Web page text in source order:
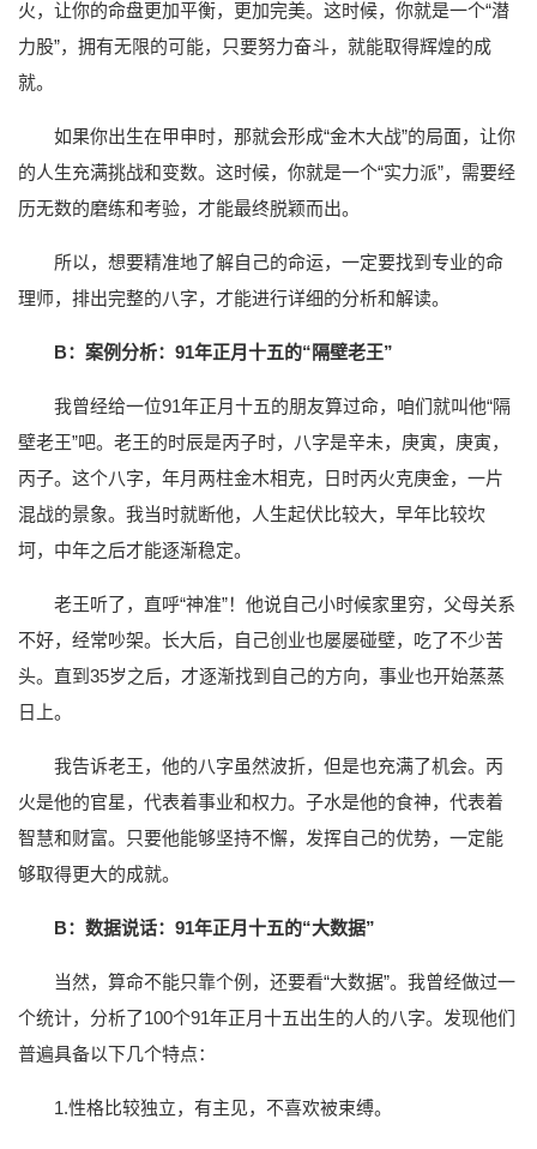
火，让你的命盘更加平衡，更加完美。这时候，你就是一个“潜
力股”，拥有无限的可能，只要努力奋斗，就能取得辉煌的成
就。
如果你出生在甲申时，那就会形成“金木大战”的局面，让你
的人生充满挑战和变数。这时候，你就是一个“实力派”，需要经
历无数的磨练和考验，才能最终脱颖而出。
所以，想要精准地了解自己的命运，一定要找到专业的命
理师，排出完整的八字，才能进行详细的分析和解读。
B：案例分析：91年正月十五的“隔壁老王”
我曾经给一位91年正月十五的朋友算过命，咱们就叫他“隔
壁老王”吧。老王的时辰是丙子时，八字是辛未，庚寅，庚寅，
丙子。这个八字，年月两柱金木相克，日时丙火克庚金，一片
混战的景象。我当时就断他，人生起伏比较大，早年比较坎
坷，中年之后才能逐渐稳定。
老王听了，直呼“神准”！他说自己小时候家里穷，父母关系
不好，经常吵架。长大后，自己创业也屡屡碰壁，吃了不少苦
头。直到35岁之后，才逐渐找到自己的方向，事业也开始蒸蒸
日上。
我告诉老王，他的八字虽然波折，但是也充满了机会。丙
火是他的官星，代表着事业和权力。子水是他的食神，代表着
智慧和财富。只要他能够坚持不懈，发挥自己的优势，一定能
够取得更大的成就。
B：数据说话：91年正月十五的“大数据”
当然，算命不能只靠个例，还要看“大数据”。我曾经做过一
个统计，分析了100个91年正月十五出生的人的八字。发现他们
普遍具备以下几个特点：
1.性格比较独立，有主见，不喜欢被束缚。